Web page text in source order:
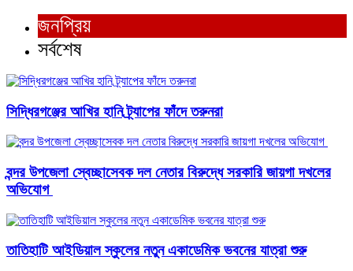
জনপ্রিয়
সর্বশেষ
সিদ্ধিরগঞ্জের আখির হানি ট্র্যাপের ফাঁদে তরুনরা
বন্দর উপজেলা স্বেচ্ছাসেবক দল নেতার বিরুদ্ধে সরকারি জায়গা দখলের
অভিযোগ ‎
তাতিহাটি আইডিয়াল স্কুলের নতুন একাডেমিক ভবনের যাত্রা শুরু